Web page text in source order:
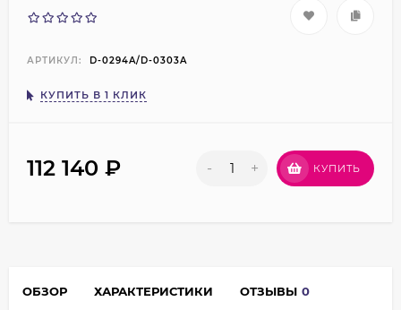
АРТИКУЛ: D-0294A/D-0303A
КУПИТЬ В 1 КЛИК
112 140 ₽ - + КУПИТЬ
ОБЗОР ХАРАКТЕРИСТИКИ ОТЗЫВЫ 0